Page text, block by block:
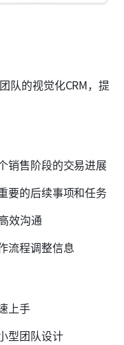
队的视觉化CRM，提
销售阶段的交易进展
要的后续事项和任务
效沟通
流程调整信息
上手
型团队设计